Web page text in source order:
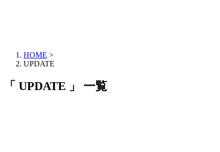
HOME >
UPDATE
「 UPDATE 」 一覧